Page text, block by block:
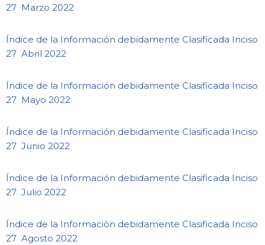
27 Marzo 2022
Índice de la Información debidamente Clasificada Inciso
27 Abril 2022
Índice de la Información debidamente Clasificada Inciso
27 Mayo 2022
Índice de la Información debidamente Clasificada Inciso
27 Junio 2022
Índice de la Información debidamente Clasificada Inciso
27 Julio 2022
Índice de la Información debidamente Clasificada Inciso
27 Agosto 2022